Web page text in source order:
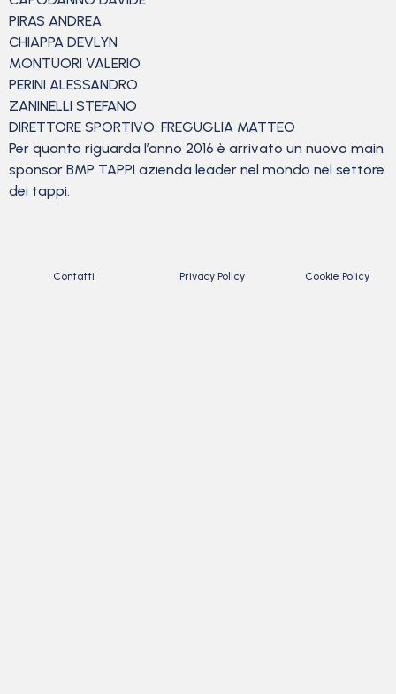
PIRAS ANDREA
CHIAPPA DEVLYN
MONTUORI VALERIO
PERINI ALESSANDRO
ZANINELLI STEFANO
DIRETTORE SPORTIVO: FREGUGLIA MATTEO
Per quanto riguarda l’anno 2016 è arrivato un nuovo main
sponsor BMP TAPPI azienda leader nel mondo nel settore
dei tappi.
Contatti Privacy Policy Cookie Policy